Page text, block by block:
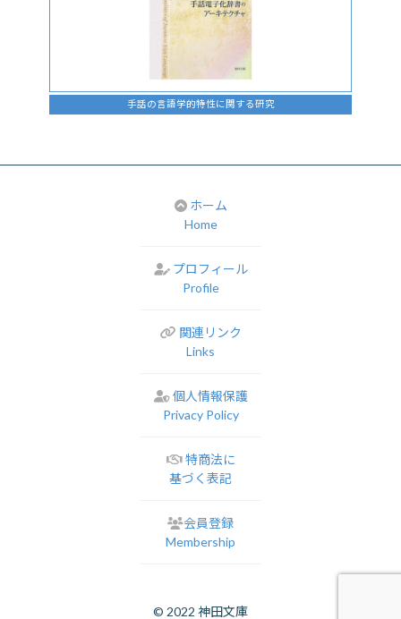
手話の言語学的特性に関する研究
ホーム
Home
プロフィール
Profile
関連リンク
Links
個人情報保護
Privacy Policy
特商法に
基づく表記
会員登録
Membership
© 2022 神田文庫